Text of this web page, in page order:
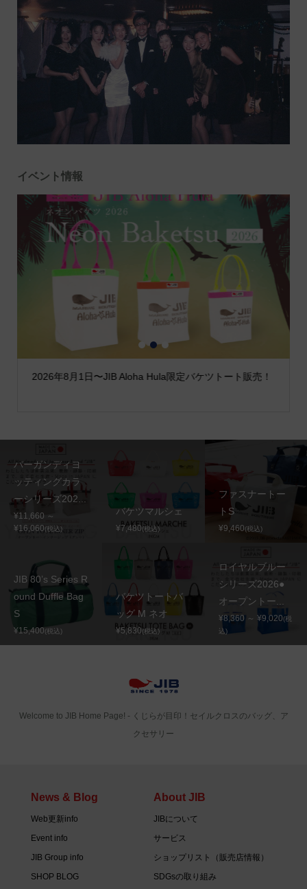
イベント情報
2026年8月1日〜JIB Aloha Hula限定バケツトート販売！
1 2 3
バーガンディヨ
ッティングカラ
ーシリーズ202...
¥11,660 ～
¥16,060(税込)
バケツマルシェ
¥7,480(税込)
ファスナートー
トS
¥9,460(税込)
JIB 80’s Series R
ound Duffle Bag
S
¥15,400(税込)
バケツトートバ
ッグ M ネオ
¥5,830(税込)
ロイヤルブルー
シリーズ2026●
オープントー...
¥8,360 ～ ¥9,020(税
込)
Welcome to JIB Home Page! ‐ くじらが目印！セイルクロスのバッグ、ア
クセサリー
News & Blog
Web更新info
Event info
JIB Group info
SHOP BLOG
About JIB
JIBについて
サービス
ショップリスト（販売店情報）
SDGsの取り組み